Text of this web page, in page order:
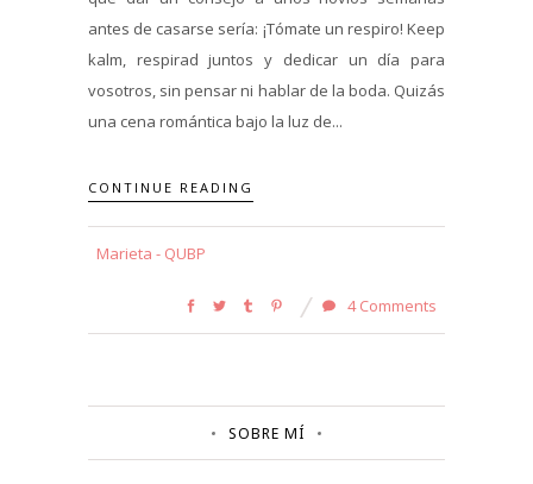
antes de casarse sería: ¡Tómate un respiro! Keep
kalm, respirad juntos y dedicar un día para
vosotros, sin pensar ni hablar de la boda. Quizás
una cena romántica bajo la luz de...
CONTINUE READING
Marieta - QUBP
4 Comments
SOBRE MÍ